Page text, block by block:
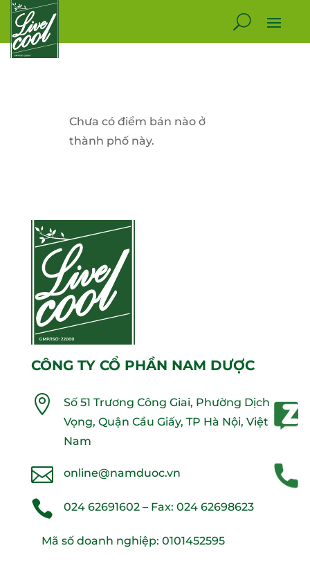
Chưa có điểm bán nào ở
thành phố này.
CÔNG TY CỔ PHẦN NAM DƯỢC

Số 51 Trương Công Giai, Phường Dịch
Vọng, Quận Cầu Giấy, TP Hà Nội, Việt
Nam
 online@namduoc.vn
 024 62691602– Fax: 024 62698623
Mã số doanh nghiệp: 0101452595